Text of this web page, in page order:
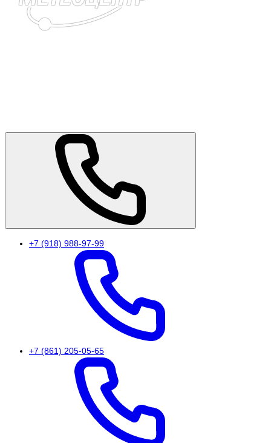
+7 (918) 988-97-99
+7 (861) 205-05-65